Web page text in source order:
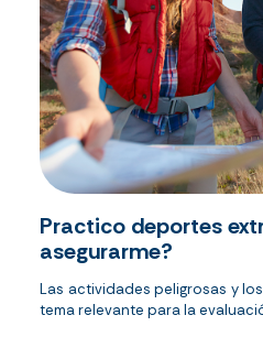
Practico deportes
asegurarme?
Las actividades peligrosas y
tema relevante para la